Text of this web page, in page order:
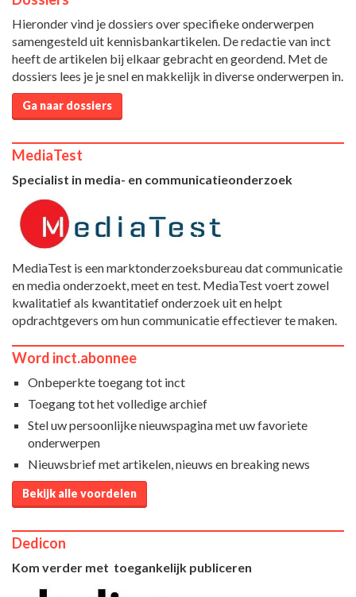
Hieronder vind je dossiers over specifieke onderwerpen
samengesteld uit kennisbankartikelen. De redactie van inct
heeft de artikelen bij elkaar gebracht en geordend. Met de
dossiers lees je je snel en makkelijk in diverse onderwerpen in.
Ga naar dossiers
MediaTest
Specialist in media- en communicatieonderzoek
MediaTest is een marktonderzoeksbureau dat communicatie
en media onderzoekt, meet en test. MediaTest voert zowel
kwalitatief als kwantitatief onderzoek uit en helpt
opdrachtgevers om hun communicatie effectiever te maken.
Word inct.abonnee
Onbeperkte toegang tot inct
Toegang tot het volledige archief
Stel uw persoonlijke nieuwspagina met uw favoriete
onderwerpen
Nieuwsbrief met artikelen, nieuws en breaking news
Bekijk alle voordelen
Dedicon
Kom verder met toegankelijk publiceren